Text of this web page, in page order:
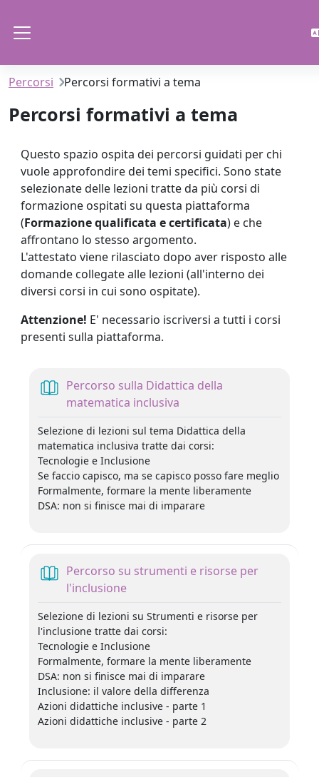
Percorsi Percorsi formativi a tema
Percorsi formativi a tema
Schema della sezione
Questo spazio ospita dei percorsi guidati per chi
vuole approfondire dei temi specifici. Sono state
selezionate delle lezioni tratte da più corsi di
formazione ospitati su questa piattaforma
(Formazione qualificata e certificata) e che
affrontano lo stesso argomento.
L'attestato viene rilasciato dopo aver risposto alle
domande collegate alle lezioni (all'interno dei
diversi corsi in cui sono ospitate).
Attenzione! E' necessario iscriversi a tutti i corsi
presenti sulla piattaforma.
Percorso sulla Didattica della
matematica inclusiva
Selezione di lezioni sul tema Didattica della
matematica inclusiva tratte dai corsi:
Tecnologie e Inclusione
Se faccio capisco, ma se capisco posso fare meglio
Formalmente, formare la mente liberamente
DSA: non si finisce mai di imparare
Percorso su strumenti e risorse per
l'inclusioneLibro
Selezione di lezioni su Strumenti e risorse per
l'inclusione tratte dai corsi:
Tecnologie e Inclusione
Formalmente, formare la mente liberamente
DSA: non si finisce mai di imparare
Inclusione: il valore della differenza
Azioni didattiche inclusive - parte 1
Azioni didattiche inclusive - parte 2